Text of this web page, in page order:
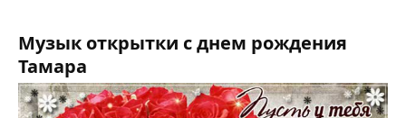
Музык открытки с днем рождения
Тамара